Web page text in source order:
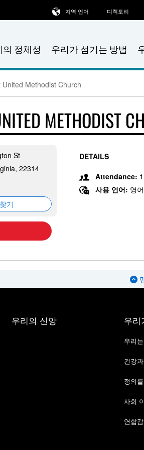
의 정체성 우리가 섬기는 방법
지역 언어 디렉토리
Methodist Church
METHODIST
St
22314
기
DETAILS
Attendance:
사용 언어: 영어
우리의 신앙 우리
우리
건강
정의
사회
연합